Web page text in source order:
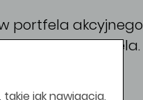
portfela akcyjnego
poniższa tabela.
jak nawigacja,